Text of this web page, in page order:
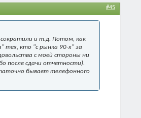
#45
и т.д. Потом, как
тех, кто "с рынка 90-х" за
с моей стороны ни
после сдачи отчетности).
бывает телефонного